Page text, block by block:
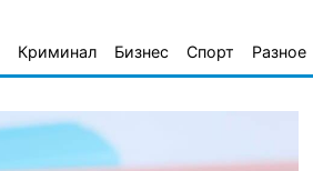
Криминал Бизнес Спорт Разное